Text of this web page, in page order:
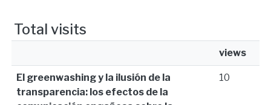
Total visits
views
El greenwashing y la ilusión de la
transparencia: los efectos de la
10